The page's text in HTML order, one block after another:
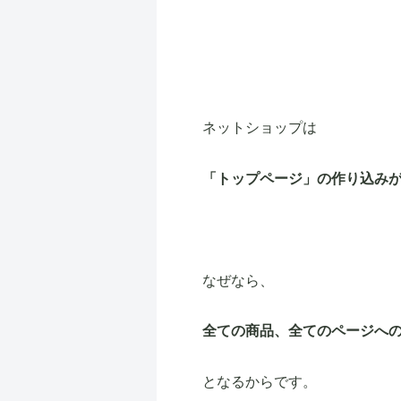
ネットショップは
「トップページ」の作り込み
なぜなら、
全ての商品、全てのページへ
となるからです。